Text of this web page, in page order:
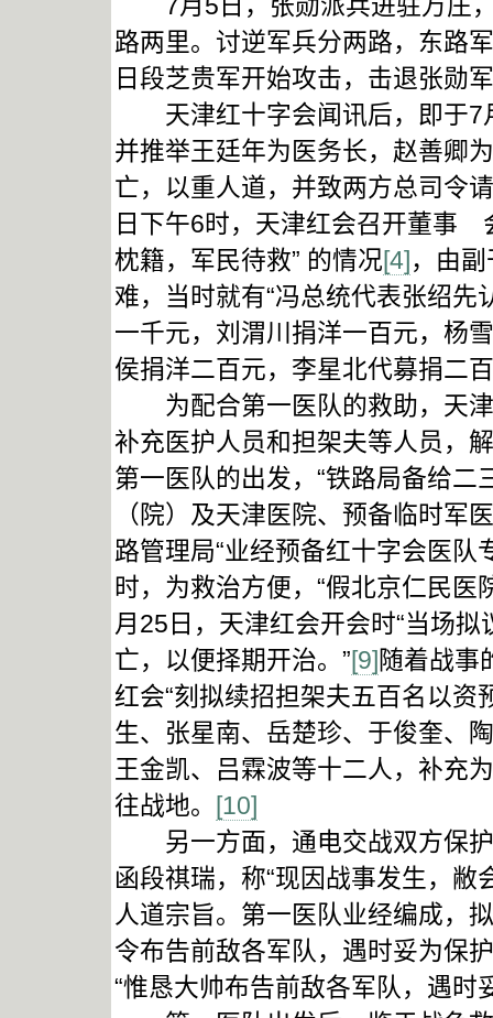
路两里。讨逆军兵分两路，东路
日段芝贵军开始攻击，击退张勋
天津红十字会闻讯后，即于7
并推举王廷年为医务长，赵善卿
亡，以重人道，并致两方总司令
日下午6时，天津红会召开董事
枕籍，军民待救” 的情况[4]，由
难，当时就有“冯总统代表张绍
一千元，刘渭川捐洋一百元，杨
侯捐洋二百元，李星北代募捐二
为配合第一医队的救助，天津
补充医护人员和担架夫等人员，
第一医队的出发，“铁路局备给
（院）及天津医院、预备临时军
路管理局“业经预备红十字会医队
时，为救治方便，“假北京仁民医
月25日，天津红会开会时“当场
亡，以便择期开治。”[9]随着战事
红会“刻拟续招担架夫五百名以资
生、张星南、岳楚珍、于俊奎、
王金凯、吕霖波等十二人，补充
往战地。 [10]
另一方面，通电交战双方保护
函段祺瑞，称“现因战事发生，
人道宗旨。第一医队业经编成，
令布告前敌各军队，遇时妥为保
“惟恳大帅布告前敌各军队，遇时